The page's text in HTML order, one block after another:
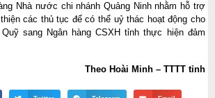
Nhà nước chi nhánh Quảng Ninh nhằm hỗ trợ
các thủ tục để có thể uỷ thác hoạt động cho
sang Ngân hàng CSXH tỉnh thực hiện đảm
Theo Hoài Minh – TTTT tỉnh